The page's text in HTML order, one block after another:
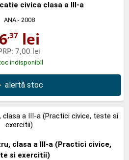
civica clasa a III-a
ANA- 2008
6,37lei
7,00 lei
indisponibil
alertă stoc
clasa a III-a (Practici civice,
si exercitii)